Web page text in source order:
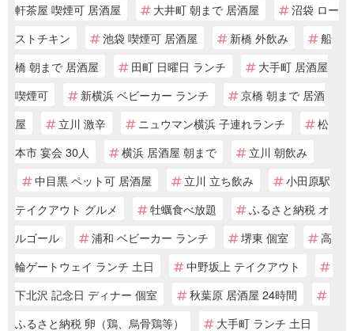
軒茶屋 喫煙可 居酒屋
大井町 朝まで 居酒屋
沼袋 ロー
ストチキン
池袋 喫煙可 居酒屋 新橋 外飲み
船
橋 朝まで 居酒屋
田町 日曜日 ランチ
大手町 居酒屋
喫煙可
新横浜 ベビーカー ランチ
京橋 朝まで 居酒
屋
立川 激辛 ニュウマン横浜 子連れランチ
松
本市 宴会 30人
横浜 居酒屋 朝まで
立川 朝飲み
中目黒 ペット可 居酒屋
立川 立ち飲み
小田原駅
テイクアウト グルメ
牡蠣食べ放題
ふるさと納税 オ
ルゴール
浦和 ベビーカー ランチ 堺東 個室
高
輪ゲートウェイ ランチ 土日
中野坂上 テイクアウト
下北沢 記念日 ディナー 個室
秋葉原 居酒屋 24時間
ふるさと納税 卵（鶏、烏骨鶏等）
大手町 ランチ 土日